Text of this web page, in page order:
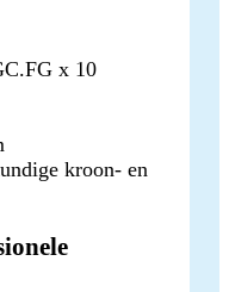
x 10
kroon- en